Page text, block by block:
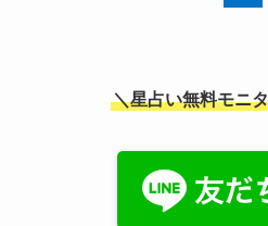
＼星占い無料モニ